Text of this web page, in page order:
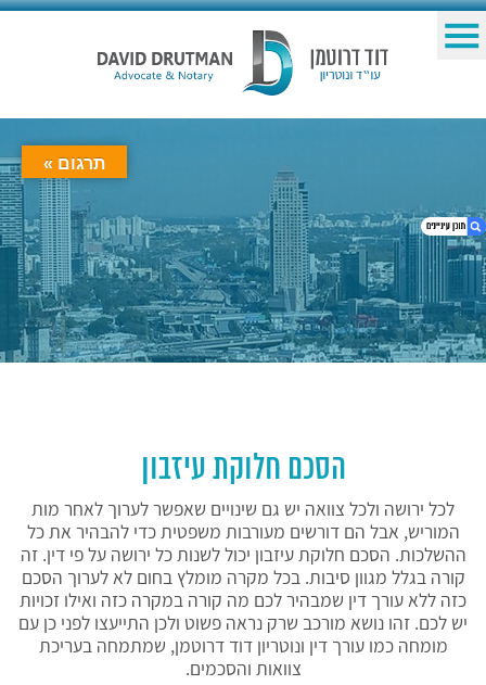
1. הסכם חלוקת עיזבון
2. מה צריך לדעת על הסכם חלוקת עיזבון?
3. הסכם חלוקת עיזבון – לעבוד בשקיפות מלאה
הסכם חלוקת עיזבון
לכל ירושה ולכל צוואה יש גם שינויים שאפשר לערוך לאחר מות
המוריש, אבל הם דורשים מעורבות משפטית כדי להבהיר את כל
ההשלכות. הסכם חלוקת עיזבון יכול לשנות כל ירושה על פי דין. זה
קורה בגלל מגוון סיבות. בכל מקרה מומלץ בחום לא לערוך הסכם
כזה ללא עורך דין שמבהיר לכם מה קורה במקרה כזה ואילו זכויות
יש לכם. זהו נושא מורכב שרק נראה פשוט ולכן התייעצו לפני כן עם
מומחה כמו עורך דין ונוטריון דוד דרוטמן, שמתמחה בעריכת
צוואות והסכמים.
תרגום »